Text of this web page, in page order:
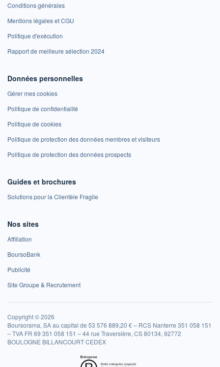
Conditions générales
Mentions légales et CGU
Politique d'exécution
Rapport de meilleure sélection 2024
Données personnelles
Gérer mes cookies
Politique de confidentialité
Politique de cookies
Politique de protection des données membres et visiteurs
Politique de protection des données prospects
Guides et brochures
Solutions pour la Clientèle Fragile
Nos sites
Affiliation
BoursoBank
Publicité
Site Groupe & Recrutement
Copyright © 2026
Boursorama, SA au capital de 53 576 889,20 € – RCS Nanterre 351 058 151
– TVA FR 69 351 058 151 – 44 rue Traversière, CS 80134, 92772
BOULOGNE BILLANCOURT CEDEX